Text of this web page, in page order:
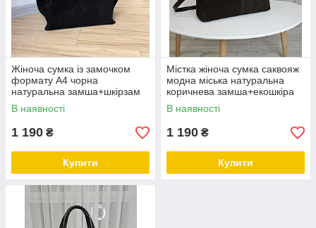
Жіноча сумка із замочком
формату А4 чорна
натуральна замша+шкірзам
В наявності
1 190 ₴
Купити
Містка жіноча сумка саквояж
модна міська натуральна
коричнева замша+екошкіра
В наявності
1 190 ₴
Купити